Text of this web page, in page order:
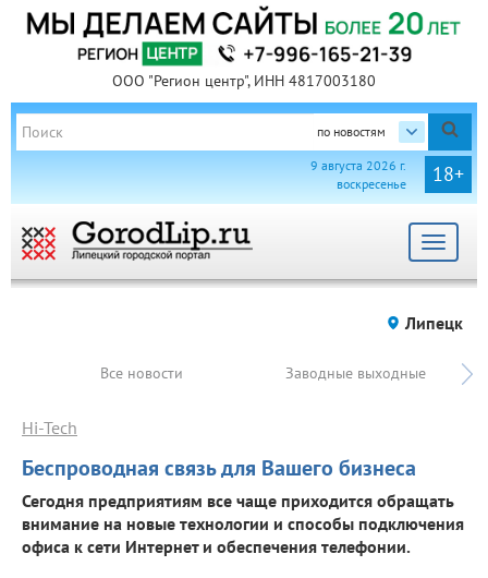
ООО "Регион центр", ИНН 4817003180
по новостям
18+
9 августа 2026 г.
воскресенье
Toggle
Липецк
Все новости Заводные выходные
Беспроводная связь для Вашего бизнеса
Hi-Tech
Сегодня предприятиям все чаще приходится обращать
внимание на новые технологии и способы подключения
офиса к сети Интернет и обеспечения телефонии.